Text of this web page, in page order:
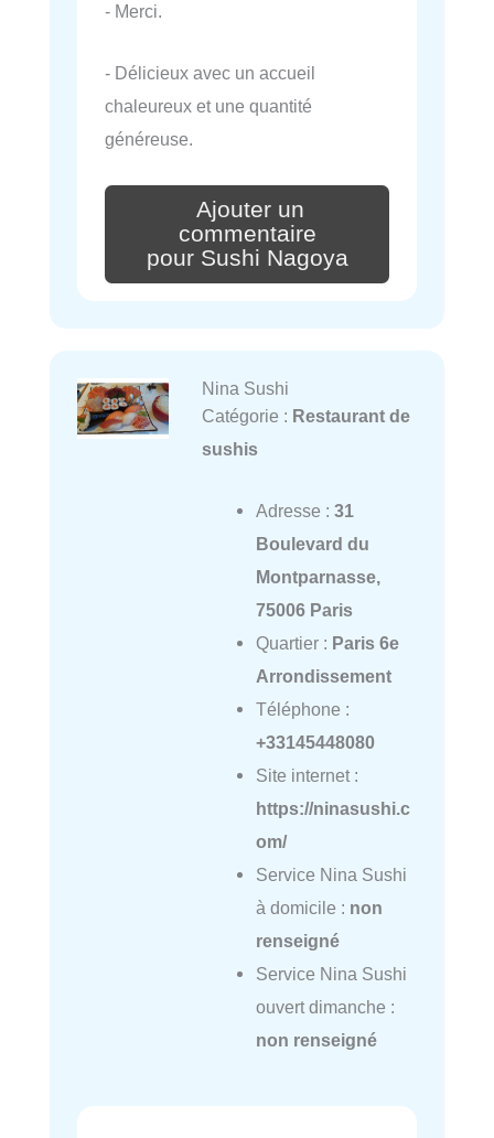
- Merci.
- Délicieux avec un accueil
chaleureux et une quantité
généreuse.
Ajouter un
commentaire
pour Sushi Nagoya
Nina Sushi
Catégorie : Restaurant de
sushis
Adresse : 31
Boulevard du
Montparnasse,
75006 Paris
Quartier : Paris 6e
Arrondissement
Téléphone :
+33145448080
Site internet :
https://ninasushi.c
om/
Service Nina Sushi
à domicile : non
renseigné
Service Nina Sushi
ouvert dimanche :
non renseigné